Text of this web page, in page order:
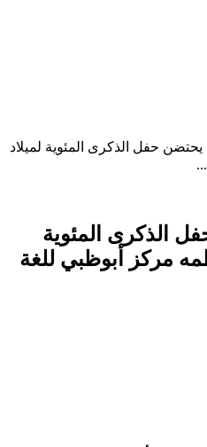
حفل الذكرى المئوية لميلاد
الذكرى المئوية
مركز أبوظبي للغة